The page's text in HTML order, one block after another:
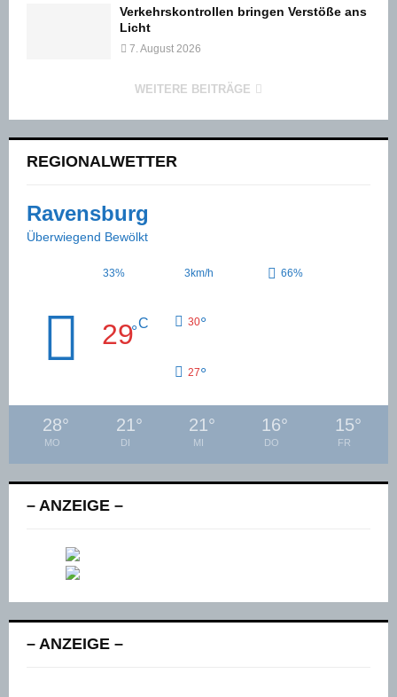
Verkehrskontrollen bringen Verstöße ans
Licht
7. August 2026
WEITERE BEITRÄGE
REGIONALWETTER
Ravensburg
Überwiegend Bewölkt
33% 3km/h 66%
29°C 30°
27°
28°
MO
21°
DI
21°
MI
16°
DO
15°
FR
– ANZEIGE –
– ANZEIGE –